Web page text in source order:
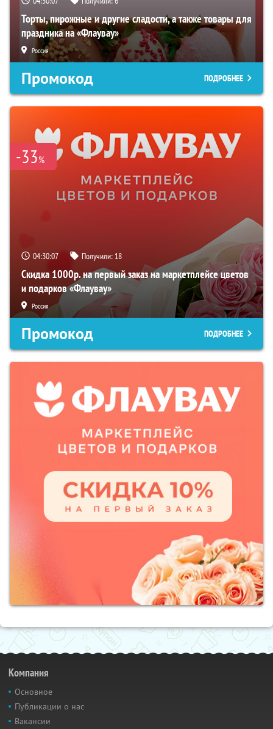
Торты, пирожные и другие сладости, а также товары для
праздника на «Флаувау»
Россия
Промокод ПОДРОБНЕЕ
-33%
04:30:06 Получили: 18
Скидка 1000р. на первый заказ на маркетплейсе цветов
и подарков «Флаувау»
Россия
Промокод ПОДРОБНЕЕ
Компания
Основное
Публикации о нас
Вакансии